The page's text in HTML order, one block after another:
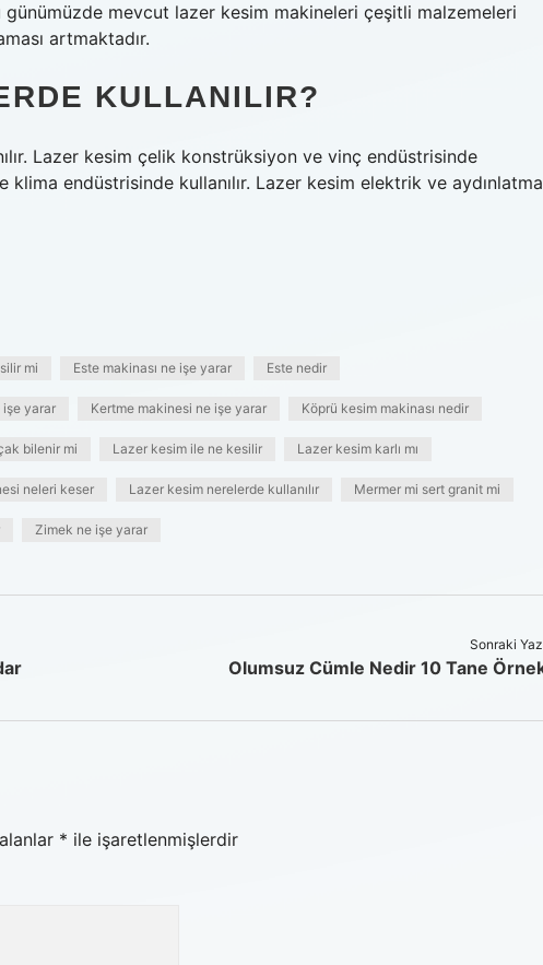
günümüzde mevcut lazer kesim makineleri çeşitli malzemeleri
artmaktadır.
KULLANILIR?
Lazer kesim çelik konstrüksiyon ve vinç endüstrisinde
klima endüstrisinde kullanılır. Lazer kesim elektrik ve aydınlatma
mi Este makinası ne işe yarar Este nedir
işe yarar Kertme makinesi ne işe yarar Köprü kesim makinası nedir
bilenir mi Lazer kesim ile ne kesilir Lazer kesim karlı mı
neleri keser Lazer kesim nerelerde kullanılır Mermer mi sert granit mi
Zimek ne işe yarar
Sonraki
Olumsuz Cümle Nedir 10 Tane
* ile işaretlenmişlerdir